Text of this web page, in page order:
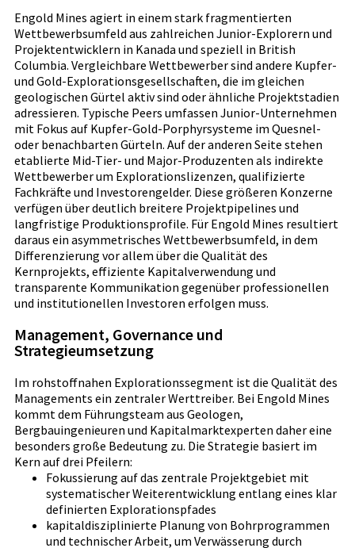
Engold Mines agiert in einem stark fragmentierten
Wettbewerbsumfeld aus zahlreichen Junior-Explorern und
Projektentwicklern in Kanada und speziell in British
Columbia. Vergleichbare Wettbewerber sind andere Kupfer-
und Gold-Explorationsgesellschaften, die im gleichen
geologischen Gürtel aktiv sind oder ähnliche Projektstadien
adressieren. Typische Peers umfassen Junior-Unternehmen
mit Fokus auf Kupfer-Gold-Porphyrsysteme im Quesnel-
oder benachbarten Gürteln. Auf der anderen Seite stehen
etablierte Mid-Tier- und Major-Produzenten als indirekte
Wettbewerber um Explorationslizenzen, qualifizierte
Fachkräfte und Investorengelder. Diese größeren Konzerne
verfügen über deutlich breitere Projektpipelines und
langfristige Produktionsprofile. Für Engold Mines resultiert
daraus ein asymmetrisches Wettbewerbsumfeld, in dem
Differenzierung vor allem über die Qualität des
Kernprojekts, effiziente Kapitalverwendung und
transparente Kommunikation gegenüber professionellen
und institutionellen Investoren erfolgen muss.
Management, Governance und
Strategieumsetzung
Im rohstoffnahen Explorationssegment ist die Qualität des
Managements ein zentraler Werttreiber. Bei Engold Mines
kommt dem Führungsteam aus Geologen,
Bergbauingenieuren und Kapitalmarktexperten daher eine
besonders große Bedeutung zu. Die Strategie basiert im
Kern auf drei Pfeilern:
Fokussierung auf das zentrale Projektgebiet mit
systematischer Weiterentwicklung entlang eines klar
definierten Explorationspfades
kapitaldisziplinierte Planung von Bohrprogrammen
und technischer Arbeit, um Verwässerung durch